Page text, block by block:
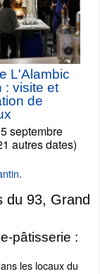
L'Alambic
: visite et
de
septembre
autres dates)
.
du 93, Grand
pâtisserie :
les locaux du